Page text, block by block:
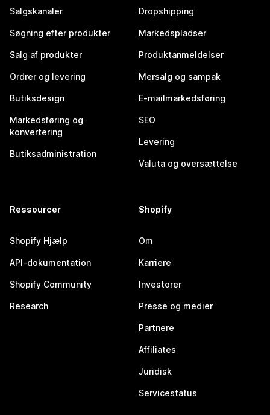
Salgskanaler
Søgning efter produkter
Salg af produkter
Ordrer og levering
Butiksdesign
Markedsføring og
konvertering
Butiksadministration
Dropshipping
Markedspladser
Produktanmeldelser
Mersalg og sampak
E-mailmarkedsføring
SEO
Levering
Valuta og oversættelse
Ressourcer
Shopify Hjælp
API-dokumentation
Shopify Community
Research
Shopify
Om
Karriere
Investorer
Presse og medier
Partnere
Affiliates
Juridisk
Servicestatus